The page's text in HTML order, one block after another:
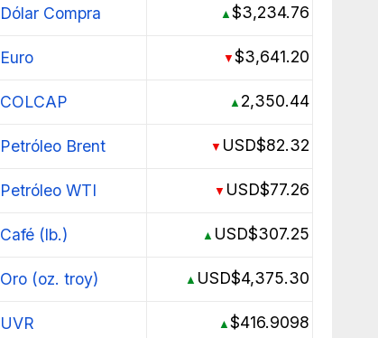
Dólar Compra ▲$3,234.76
Euro ▼$3,641.20
COLCAP ▲ 2,350.44
Petróleo Brent ▼ USD$82.32
Petróleo WTI ▼ USD$77.26
Café (lb.) ▲ USD$307.25
Oro (oz. troy) ▲ USD$4,375.30
UVR ▲$416.9098